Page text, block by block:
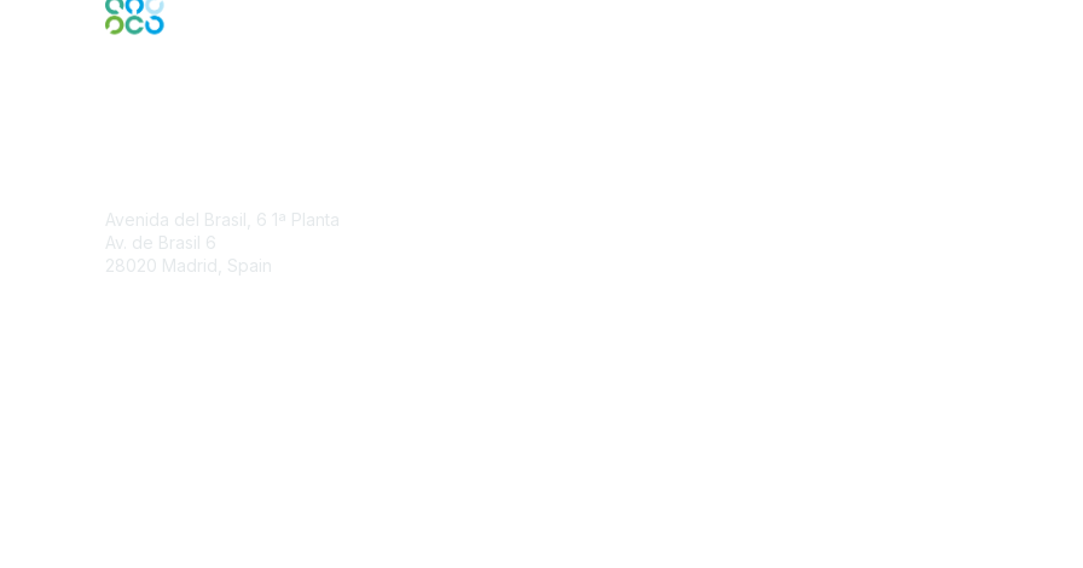
Avenida del Brasil, 6 1ª Planta
Av. de Brasil 6
28020 Madrid, Spain